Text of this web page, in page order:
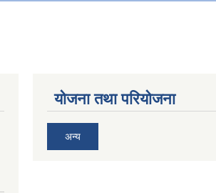
योजना तथा परियोजना
अन्य